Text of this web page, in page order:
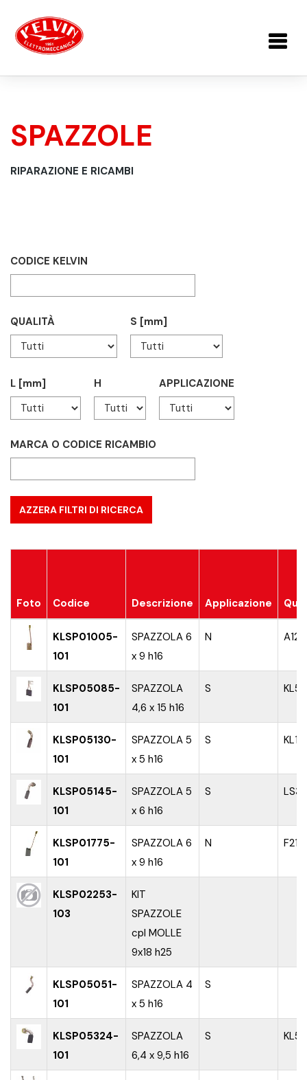
SPAZZOLE
TU SEI QUI
RIPARAZIONE E RICAMBI
CODICE KELVIN
QUALITÀ S [mm]
L [mm] H APPLICAZIONE
MARCA O CODICE RICAMBIO
Foto Codice Descrizione Applicazione
KLSP01005-
101
SPAZZOLA 6
x 9 h16
N A12S
KLSP05085-
101
SPAZZOLA
4,6 x 15 h16
S KL59
KLSP05130-
101
SPAZZOLA 5
x 5 h16
S
KLSP05145-
101
SPAZZOLA 5
x 6 h16
S
KLSP01775-
101
SPAZZOLA 6
x 9 h16
N F21
KLSP02253-
103
KIT
SPAZZOLE
cpl MOLLE
9x18 h25
KLSP05051-
101
SPAZZOLA 4
x 5 h16
S
KLSP05324-
101
SPAZZOLA
6,4 x 9,5 h16
S